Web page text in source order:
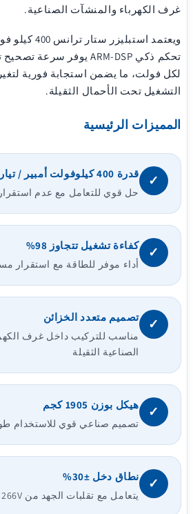
غرف الكهرباء والمنشآت الصناعية.
ويعتمد
لكل فولت، ما يضمن استجابة فورية
التشغيل تحت الأحمال الثقيلة.
المميزات الرئيسية
✓ قدرة 400 كيلوفولت أمبير / تيار 721.68 أمبير
حل قوي للتعامل مع عدم استقرار
✓ كفاءة تشغيل تتجاوز 98%
أداء موفر للطاقة مع استقرار
✓ تصميم متعدد الخزائن
مناسب للتركيب داخل غرف
الصناعية الثقيلة
✓ هيكل بوزن 1905 كجم
تصميم صناعي قوي للاستخدام
✓ نطاق دخل ±30%
يتعامل مع تقلبات الجهد من 266V إلى 494V